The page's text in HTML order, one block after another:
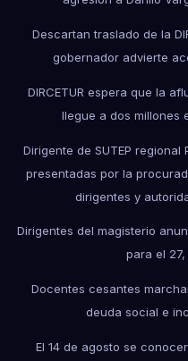
Descartan traslado de la
gobernador advierte
DIRCETUR espera que la
llegue a dos millones
Dirigente de SUTEP
presentadas por la
dirigentes y
Dirigentes del magisterio
para el
Docentes cesantes
deuda social e
El 14 de agosto se